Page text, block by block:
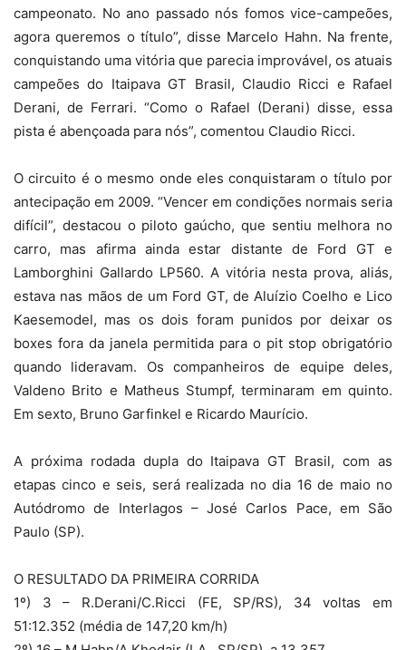
campeonato. No ano passado nós fomos vice-campeões,
agora queremos o título”, disse Marcelo Hahn. Na frente,
conquistando uma vitória que parecia improvável, os atuais
campeões do Itaipava GT Brasil, Claudio Ricci e Rafael
Derani, de Ferrari. “Como o Rafael (Derani) disse, essa
pista é abençoada para nós”, comentou Claudio Ricci.
O circuito é o mesmo onde eles conquistaram o título por
antecipação em 2009. “Vencer em condições normais seria
difícil”, destacou o piloto gaúcho, que sentiu melhora no
carro, mas afirma ainda estar distante de Ford GT e
Lamborghini Gallardo LP560. A vitória nesta prova, aliás,
estava nas mãos de um Ford GT, de Aluízio Coelho e Lico
Kaesemodel, mas os dois foram punidos por deixar os
boxes fora da janela permitida para o pit stop obrigatório
quando lideravam. Os companheiros de equipe deles,
Valdeno Brito e Matheus Stumpf, terminaram em quinto.
Em sexto, Bruno Garfinkel e Ricardo Maurício.
A próxima rodada dupla do Itaipava GT Brasil, com as
etapas cinco e seis, será realizada no dia 16 de maio no
Autódromo de Interlagos – José Carlos Pace, em São
Paulo (SP).
O RESULTADO DA PRIMEIRA CORRIDA
1º) 3 – R.Derani/C.Ricci (FE, SP/RS), 34 voltas em
51:12.352 (média de 147,20 km/h)